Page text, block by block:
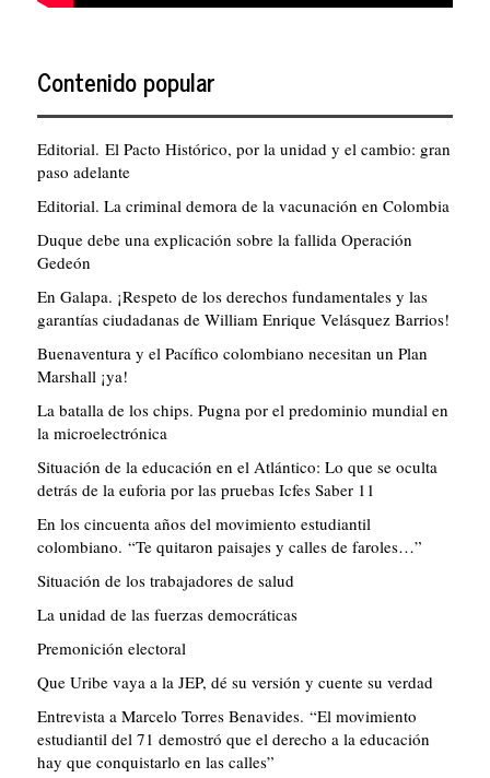
Contenido popular
Editorial. El Pacto Histórico, por la unidad y el cambio: gran
paso adelante
Editorial. La criminal demora de la vacunación en Colombia
Duque debe una explicación sobre la fallida Operación
Gedeón
En Galapa. ¡Respeto de los derechos fundamentales y las
garantías ciudadanas de William Enrique Velásquez Barrios!
Buenaventura y el Pacífico colombiano necesitan un Plan
Marshall ¡ya!
La batalla de los chips. Pugna por el predominio mundial en
la microelectrónica
Situación de la educación en el Atlántico: Lo que se oculta
detrás de la euforia por las pruebas Icfes Saber 11
En los cincuenta años del movimiento estudiantil
colombiano. “Te quitaron paisajes y calles de faroles…”
Situación de los trabajadores de salud
La unidad de las fuerzas democráticas
Premonición electoral
Que Uribe vaya a la JEP, dé su versión y cuente su verdad
Entrevista a Marcelo Torres Benavides. “El movimiento
estudiantil del 71 demostró que el derecho a la educación
hay que conquistarlo en las calles”